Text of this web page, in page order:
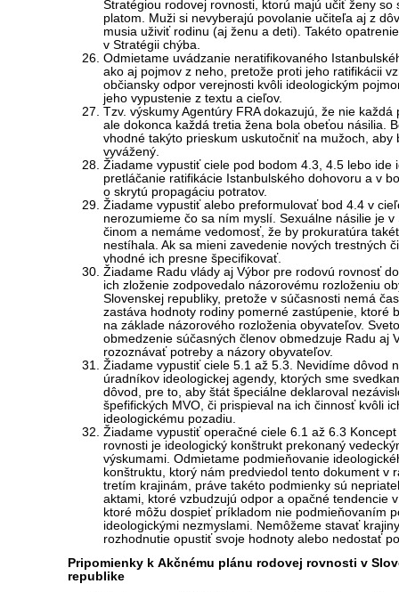
Stratégiou rodovej rovnosti, ktorú majú učiť ženy so
platom. Muži si nevyberajú povolanie učiteľa aj z
musia uživiť rodinu (aj ženu a deti). Takéto
v Stratégii chýba.
Odmietame uvádzanie neratifikovaného
ako aj pojmov z neho, pretože proti jeho ratifikácii
občiansky odpor verejnosti kvôli ideologickým
jeho vypustenie z textu a cieľov.
Tzv. výskumy Agentúry FRA dokazujú, že nie každá
ale dokonca každá tretia žena bola obeťou násilia.
vhodné takýto prieskum uskutočniť na mužoch, aby
vyvážený.
Žiadame vypustiť ciele pod bodom 4.3, 4.5 lebo ide
pretláčanie ratifikácie Istanbulského dohovoru a v
o skrytú propagáciu potratov.
Žiadame vypustiť alebo preformulovať bod 4.4 v
nerozumieme čo sa ním myslí. Sexuálne násilie je v
činom a nemáme vedomosť, že by prokuratúra
nestíhala. Ak sa mieni zavedenie nových trestných
vhodné ich presne špecifikovať.
Žiadame Radu vlády aj Výbor pre rodovú rovnosť
ich zloženie zodpovedalo názorovému rozloženiu
Slovenskej republiky, pretože v súčasnosti nemá
zastáva hodnoty rodiny pomerné zastúpenie, ktoré
na základe názorového rozloženia obyvateľov.
obmedzenie súčasných členov obmedzuje Radu aj
rozoznávať potreby a názory obyvateľov.
Žiadame vypustiť ciele 5.1 až 5.3. Nevidíme dôvod
úradníkov ideologickej agendy, ktorých sme
dôvod, pre to, aby štát špeciálne deklaroval
špefifických MVO, či prispieval na ich činnosť kvôli
ideologickému pozadiu.
Žiadame vypustiť operačné ciele 6.1 až 6.3
rovnosti je ideologický konštrukt prekonaný
výskumami. Odmietame podmieňovanie
konštruktu, ktorý nám predviedol tento dokument v
tretím krajinám, práve takéto podmienky sú
aktami, ktoré vzbudzujú odpor a opačné tendencie
ktoré môžu dospieť príkladom nie podmieňovaním
ideologickými nezmyslami. Nemôžeme stavať
rozhodnutie opustiť svoje hodnoty alebo nedostať
Pripomienky k Akčnému plánu rodovej rovnosti v
republike